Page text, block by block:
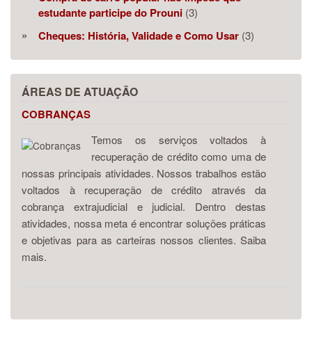
estudante participe do Prouni (3)
Cheques: História, Validade e Como Usar (3)
ÁREAS DE ATUAÇÃO
COBRANÇAS
Temos os serviços voltados à
recuperação de crédito como uma de
nossas principais atividades. Nossos trabalhos estão
voltados à recuperação de crédito através da
cobrança extrajudicial e judicial. Dentro destas
atividades, nossa meta é encontrar soluções práticas
e objetivas para as carteiras nossos clientes. Saiba
mais.